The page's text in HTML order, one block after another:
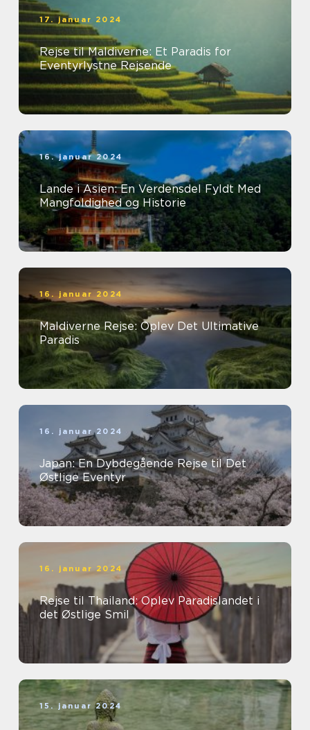
17. januar 2024
Rejse til Maldiverne: Et Paradis for
Eventyrlystne Rejsende
16. januar 2024
Lande i Asien: En Verdensdel Fyldt Med
Mangfoldighed og Historie
16. januar 2024
Maldiverne Rejse: Oplev Det Ultimative
Paradis
16. januar 2024
Japan: En Dybdegående Rejse til Det
Østlige Eventyr
16. januar 2024
Rejse til Thailand: Oplev Paradislandet i
det Østlige Smil
15. januar 2024